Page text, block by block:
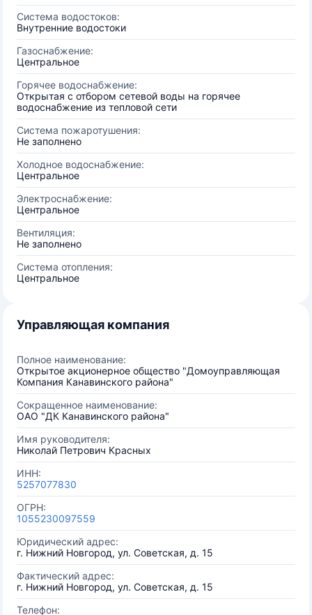
Система водостоков:
Внутренние водостоки
Газоснабжение:
Центральное
Горячее водоснабжение:
Открытая с отбором сетевой воды на горячее
водоснабжение из тепловой сети
Система пожаротушения:
Не заполнено
Холодное водоснабжение:
Центральное
Электроснабжение:
Центральное
Вентиляция:
Не заполнено
Система отопления:
Центральное
Управляющая компания
Полное наименование:
Открытое акционерное общество "Домоуправляющая
Компания Канавинского района"
Сокращенное наименование:
ОАО "ДК Канавинского района"
Имя руководителя:
Николай Петрович Красных
ИНН:
5257077830
ОГРН:
1055230097559
Юридический адрес:
г. Нижний Новгород, ул. Советская, д. 15
Фактический адрес:
г. Нижний Новгород, ул. Советская, д. 15
Телефон: